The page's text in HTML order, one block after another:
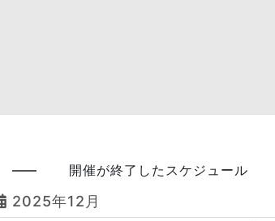
開催が終了したスケジュール
2025年12月